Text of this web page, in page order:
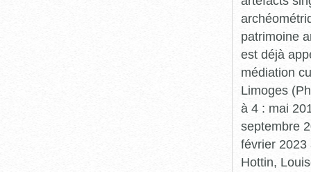
patrimoine
est déjà
médiation
Limoges
à 4 : mai
septembre
février 2023
Hottin,